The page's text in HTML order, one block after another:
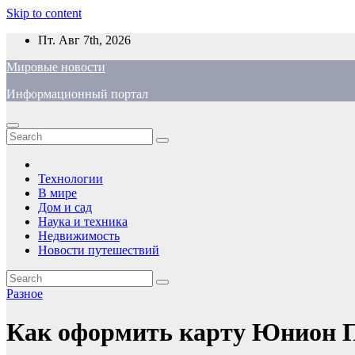
Skip to content
Пт. Авг 7th, 2026
Мировые новости
Информационный портал
Технологии
В мире
Дом и сад
Наука и техника
Недвижимость
Новости путешествий
Разное
Как оформить карту Юнион